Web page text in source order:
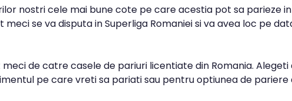
nostri cele mai bune cote pe care acestia pot sa parieze in
se va disputa in Superliga Romaniei si va avea loc pe
de catre casele de pariuri licentiate din Romania. Alegeti
pe care vreti sa pariati sau pentru optiunea de pariere